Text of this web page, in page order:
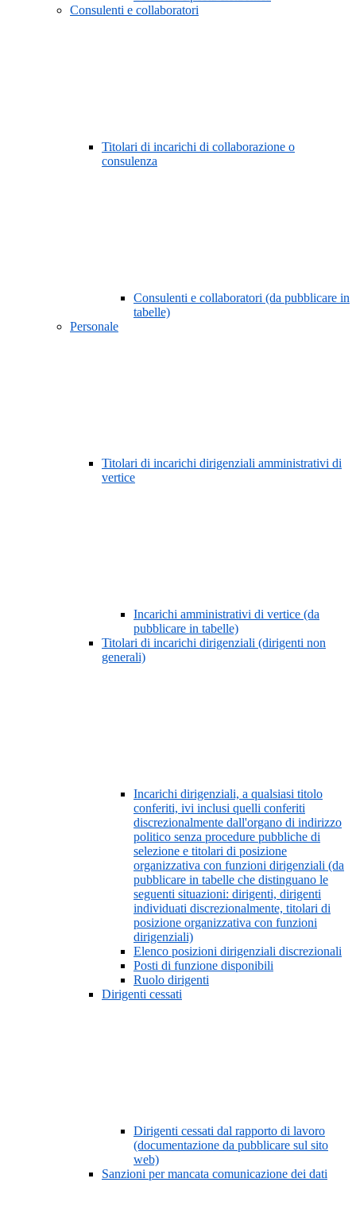
Consulenti e collaboratori
Titolari di incarichi di collaborazione o
consulenza
Consulenti e collaboratori (da pubblicare in
tabelle)
Personale
Titolari di incarichi dirigenziali amministrativi di
vertice
Incarichi amministrativi di vertice (da
pubblicare in tabelle)
Titolari di incarichi dirigenziali (dirigenti non
generali)
Incarichi dirigenziali, a qualsiasi titolo
conferiti, ivi inclusi quelli conferiti
discrezionalmente dall'organo di indirizzo
politico senza procedure pubbliche di
selezione e titolari di posizione
organizzativa con funzioni dirigenziali (da
pubblicare in tabelle che distinguano le
seguenti situazioni: dirigenti, dirigenti
individuati discrezionalmente, titolari di
posizione organizzativa con funzioni
dirigenziali)
Elenco posizioni dirigenziali discrezionali
Posti di funzione disponibili
Ruolo dirigenti
Dirigenti cessati
Dirigenti cessati dal rapporto di lavoro
(documentazione da pubblicare sul sito
web)
Sanzioni per mancata comunicazione dei dati